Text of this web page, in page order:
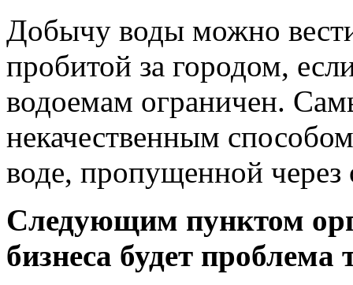
Добычу воды можно
пробитой за городом,
водоемам ограничен.
некачественным
воде, пропущенной через
Следующим пунктом
бизнеса будет проблема